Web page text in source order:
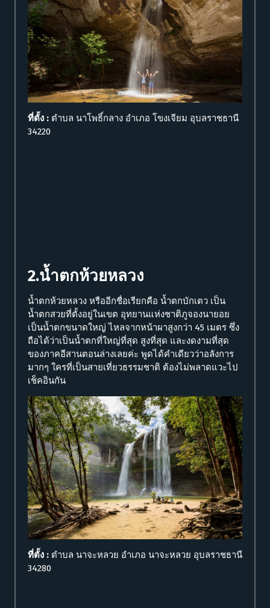
ที่ตั้ง : ตำบล นาโพธิ์กลาง อำเภอ โขงเจียม อุบลราชธานี
34220
2.น้ำตกห้วยหลวง
น้ำตกห้วยหลวง หรืออีกชื่อเรียกคือ น้ำตกบักเตว เป็น
น้ำตกสวยที่ตั้งอยู่ในเขต อุทยานแห่งชาติภูจองนายอย
เป็นน้ำตกขนาดใหญ่ ไหลจากหน้าผาสูงกว่า 45 เมตร ซึ่ง
ถือได้ว่าเป็นน้ำตกที่ใหญ่ที่สุด สูงที่สุด และงดงามที่สุด
ของภาคอีสานตอนล่างเลยค่ะ พูดได้คำเดียวว่าอลังการ
มากๆ ใครที่เป็นสายเที่ยวธรรมชาติ ต้องไม่พลาดแวะไป
เช็คอินกัน
ที่ตั้ง : ตำบล นาจะหลวย อำเภอ นาจะหลวย อุบลราชธานี
34280